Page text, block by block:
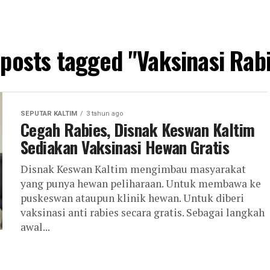
tagged "Vaksinasi
SEPUTAR KALTIM 3 tahun ago
Cegah Rabies, Disnak Keswan Kaltim
Sediakan Vaksinasi Hewan Gratis
Disnak Keswan Kaltim mengimbau masyarakat
yang punya hewan peliharaan. Untuk membawa ke
puskeswan ataupun klinik hewan. Untuk diberi
vaksinasi anti rabies secara gratis. Sebagai langkah
awal...